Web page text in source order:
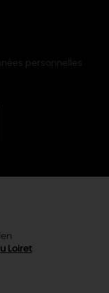
personnelles
Loiret